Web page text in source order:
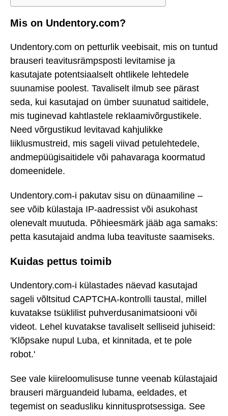
Mis on Undentory.com?
Undentory.com on petturlik veebisait, mis on tuntud
brauseri teavitusrämpsposti levitamise ja
kasutajate potentsiaalselt ohtlikele lehtedele
suunamise poolest. Tavaliselt ilmub see pärast
seda, kui kasutajad on ümber suunatud saitidele,
mis tuginevad kahtlastele reklaamivõrgustikele.
Need võrgustikud levitavad kahjulikke
liiklusmustreid, mis sageli viivad petulehtedele,
andmepüügisaitidele või pahavaraga koormatud
domeenidele.
Undentory.com-i pakutav sisu on dünaamiline –
see võib külastaja IP-aadressist või asukohast
olenevalt muutuda. Põhieesmärk jääb aga samaks:
petta kasutajaid andma luba teavituste saamiseks.
Kuidas pettus toimib
Undentory.com-i külastades näevad kasutajad
sageli võltsitud CAPTCHA-kontrolli taustal, millel
kuvatakse tsüklilist puhverdusanimatsiooni või
videot. Lehel kuvatakse tavaliselt selliseid juhiseid:
'Klõpsake nupul Luba, et kinnitada, et te pole
robot.'
See vale kiireloomulisuse tunne veenab külastajaid
brauseri märguandeid lubama, eeldades, et
tegemist on seadusliku kinnitusprotsessiga. See